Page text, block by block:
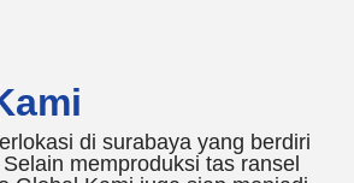
di surabaya yang berdiri
memproduksi tas ransel